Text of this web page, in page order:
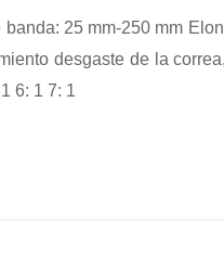
25 mm-250 mm
desgaste de la
6: 1 7: 1